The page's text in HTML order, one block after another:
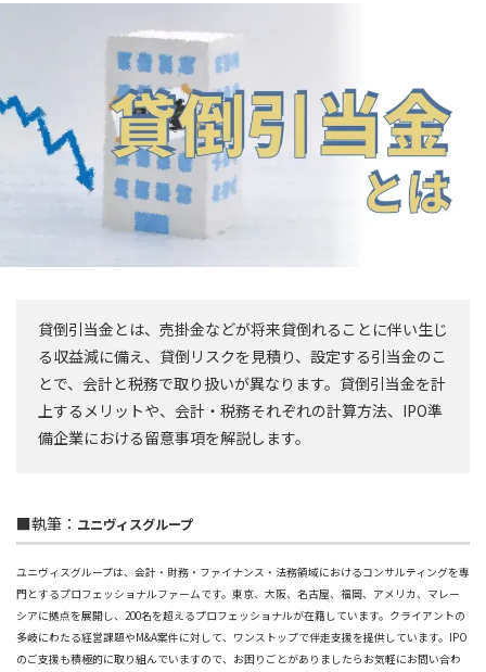
貸倒引当金とは、売掛金などが将来貸倒れることに伴い生じ
る収益減に備え、貸倒リスクを見積り、設定する引当金のこ
とで、会計と税務で取り扱いが異なります。貸倒引当金を計
上するメリットや、会計・税務それぞれの計算方法、IPO準
備企業における留意事項を解説します。
■執筆： ユニヴィスグループ
ユニヴィスグループは、会計・財務・ファイナンス・法務領域におけるコンサルティングを専
門とするプロフェッショナルファームです。東京、大阪、名古屋、福岡、アメリカ、マレー
シアに拠点を展開し、200名を超えるプロフェッショナルが在籍しています。クライアントの
多岐にわたる経営課題やM&A案件に対して、ワンストップで伴走支援を提供しています。IPO
のご支援も積極的に取り組んでいますので、お困りごとがありましたらお気軽にお問い合わ